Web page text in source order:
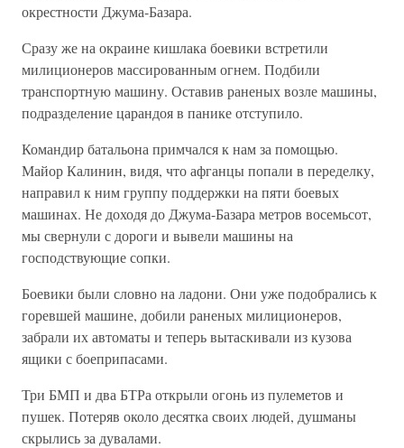
окрестности Джума-Базара.
Сразу же на окраине кишлака боевики встретили
милиционеров массированным огнем. Подбили
транспортную машину. Оставив раненых возле машины,
подразделение царандоя в панике отступило.
Командир батальона примчался к нам за помощью.
Майор Калинин, видя, что афганцы попали в переделку,
направил к ним группу поддержки на пяти боевых
машинах. Не доходя до Джума-Базара метров восемьсот,
мы свернули с дороги и вывели машины на
господствующие сопки.
Боевики были словно на ладони. Они уже подобрались к
горевшей машине, добили раненых милиционеров,
забрали их автоматы и теперь вытаскивали из кузова
ящики с боеприпасами.
Три БМП и два БТРа открыли огонь из пулеметов и
пушек. Потеряв около десятка своих людей, душманы
скрылись за дувалами.